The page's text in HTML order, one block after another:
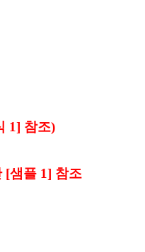
1] 참조)
[샘플 1] 참조